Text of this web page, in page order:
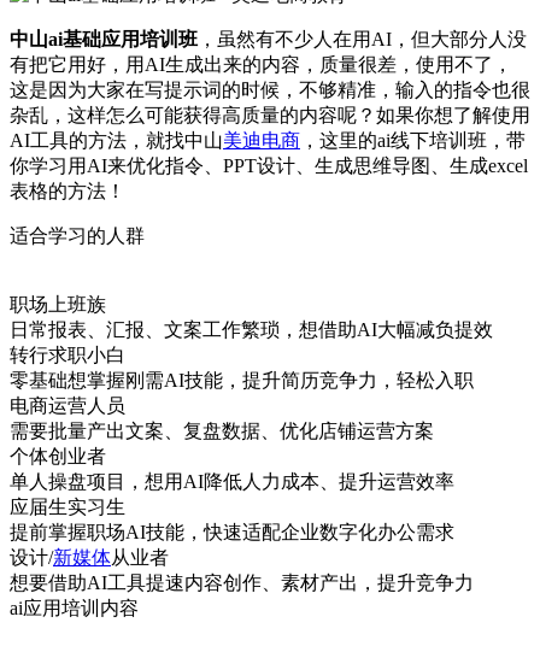
中山ai基础应用培训班 ，虽然有不少人在用AI，但大部分人没
有把它用好，用AI生成出来的内容，质量很差，使用不了，
这是因为大家在写提示词的时候，不够精准，输入的指令也很
杂乱，这样怎么可能获得高质量的内容呢？如果你想了解使用
AI工具的方法，就找中山美迪电商 ，这里的ai线下培训班，带
你学习用AI来优化指令、PPT设计、生成思维导图、生成excel
表格的方法！
适合学习的人群
职场上班族
日常报表、汇报、文案工作繁琐，想借助AI大幅减负提效
转行求职小白
零基础想掌握刚需AI技能，提升简历竞争力，轻松入职
电商运营人员
需要批量产出文案、复盘数据、优化店铺运营方案
个体创业者
单人操盘项目，想用AI降低人力成本、提升运营效率
应届生实习生
提前掌握职场AI技能，快速适配企业数字化办公需求
设计/新媒体从业者
想要借助AI工具提速内容创作、素材产出，提升竞争力
ai应用培训内容